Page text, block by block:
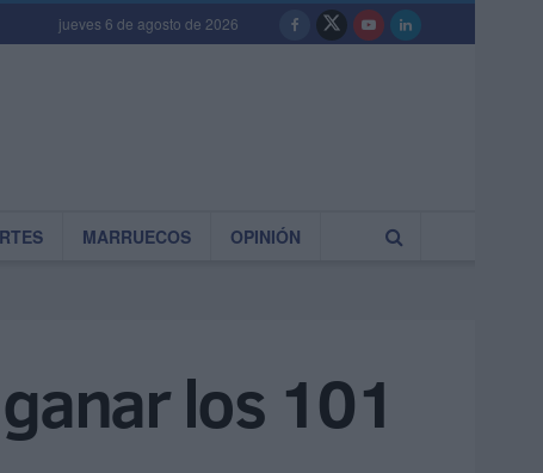
jueves 6 de agosto de 2026
MARRUECOS OPINIÓN
los 101